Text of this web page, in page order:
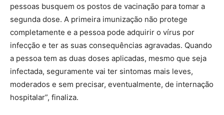
pessoas busquem os postos de vacinação para tomar a
segunda dose. A primeira imunização não protege
completamente e a pessoa pode adquirir o vírus por
infecção e ter as suas consequências agravadas. Quando
a pessoa tem as duas doses aplicadas, mesmo que seja
infectada, seguramente vai ter sintomas mais leves,
moderados e sem precisar, eventualmente, de internação
hospitalar”, finaliza.